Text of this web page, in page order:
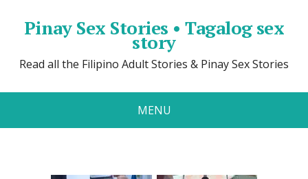
Pinay Sex Stories • Tagalog sex
story
Read all the Filipino Adult Stories & Pinay Sex Stories
MENU